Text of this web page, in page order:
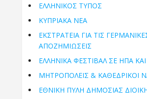
ΕΛΛΗΝΙΚΟΣ ΤΥΠΟΣ
ΚΥΠΡΙΑΚΑ ΝΕΑ
ΕΚΣΤΡΑΤΕΙΑ ΓΙΑ ΤΙΣ
ΑΠΟΖΗΜΙΩΣΕΙΣ
ΕΛΛΗΝΙΚΆ ΦΕΣΤΙΒΆΛ ΣΕ ΗΠΑ
ΜΗΤΡΟΠΌΛΕΙΣ & ΚΑΘΕΔΡΙΚΟΊ
ΕΘΝΙΚΉ ΠΎΛΗ ΔΗΜΌΣΙΑΣ